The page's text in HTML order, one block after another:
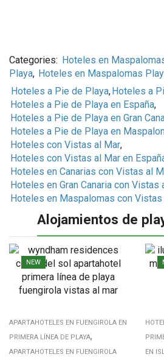
Categories: Hoteles en
Playa, Hoteles en Maspalomas
Hoteles a Pie de Playa, Hoteles a
Hoteles a Pie de Playa en España,
Hoteles a Pie de Playa en Gran
Hoteles a Pie de Playa en
Hoteles con Vistas al Mar,
Hoteles con Vistas al Mar en
Hoteles en Canarias con Vistas al
Hoteles en Gran Canaria con Vistas
Hoteles en Maspalomas con Vistas
Alojamientos de
NEW
APARTAHOTELES EN FUENGIROLA EN
PRIMERA LÍNEA DE PLAYA,
APARTAHOTELES EN FUENGIROLA
EN